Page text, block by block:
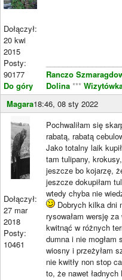
Dołączył:
20 kwi
2015
Posty:
90177
Do góry
Ranczo
Dolina ***
Magara18:46, 08 sty 2022
Dołączył:
27 mar
2018
Posty:
10461
Pochwaliłam się
rabatą, rabatą
Jako totalny laik
tam tulipany,
jeszcze bo kojarzę,
jeszcze dokupiłam
wtedy chyba nie
Dobrych kilka dni
rysowałam wersję
kwitnąć w różnych
dumna i nie mogłam
wiosny i przeżyłam
nie kwitły non stop
to, że nawet